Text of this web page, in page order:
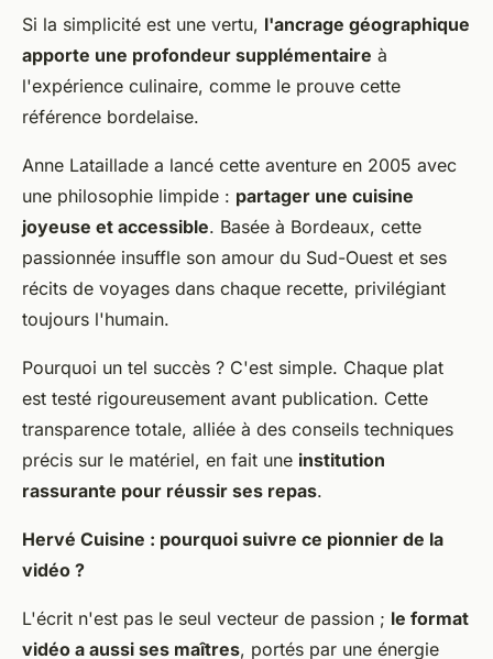
Si la simplicité est une vertu, l'ancrage géographique
apporte une profondeur supplémentaire à
l'expérience culinaire, comme le prouve cette
référence bordelaise.
Anne Lataillade a lancé cette aventure en 2005 avec
une philosophie limpide : partager une cuisine
joyeuse et accessible. Basée à Bordeaux, cette
passionnée insuffle son amour du Sud-Ouest et ses
récits de voyages dans chaque recette, privilégiant
toujours l'humain.
Pourquoi un tel succès ? C'est simple. Chaque plat
est testé rigoureusement avant publication. Cette
transparence totale, alliée à des conseils techniques
précis sur le matériel, en fait une institution
rassurante pour réussir ses repas.
Hervé Cuisine : pourquoi suivre ce pionnier de la
vidéo ?
L'écrit n'est pas le seul vecteur de passion ; le format
vidéo a aussi ses maîtres, portés par une énergie